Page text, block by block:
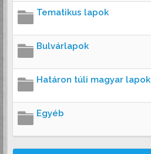
Tematikus lapok
Bulvárlapok
Határon túli magyar lapok
Egyéb